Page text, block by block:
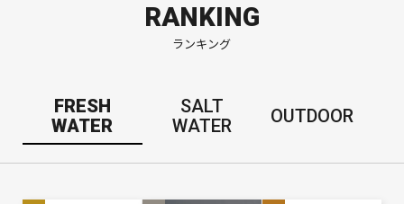
RANKING
ランキング
FRESH
WATER
SALT
WATER
OUTDOOR